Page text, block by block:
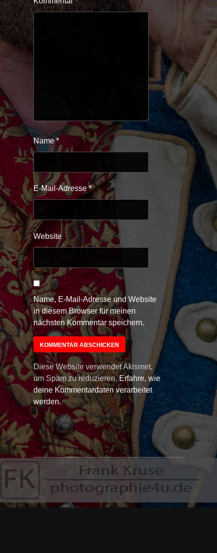
Name*
E-Mail-Adresse*
Website
Name, E-Mail-Adresse und Website
in diesem Browser für meinen
nächsten Kommentar speichern.
Diese Website verwendet Akismet,
um Spam zu reduzieren. Erfahre, wie
deine Kommentardaten verarbeitet
werden.